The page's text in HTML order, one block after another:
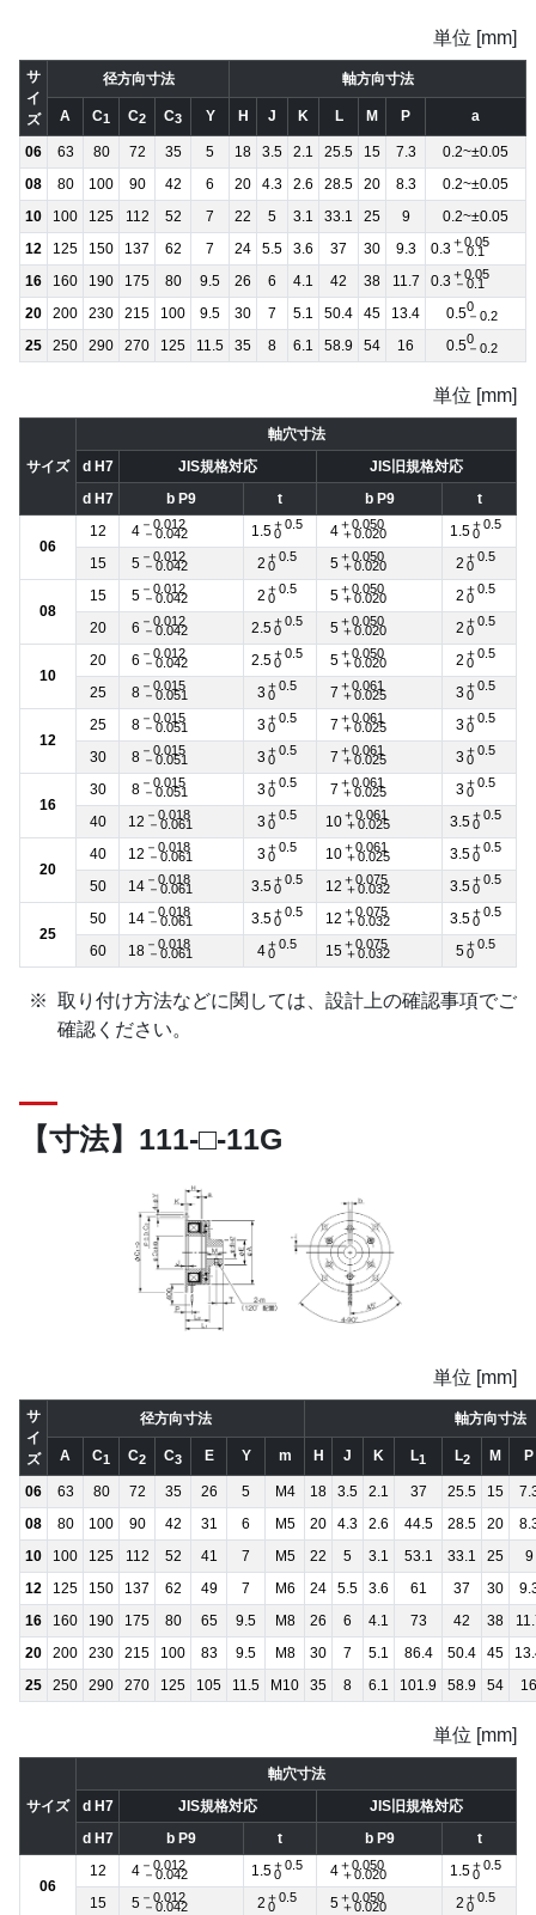
単位 [mm]
サ
イ
ズ
径方向寸法 軸方向寸法
A C1 C2 C3 Y H J K L M P a
06 63 80 72 35 5 18 3.5 2.1 25.5 15 7.3
0.2~±0.05
08
80 100 90 42 6 20 4.3 2.6 28.5 20 8.3
0.2~±0.05
10
100 125 112 52 7 22 5 3.1 33.1 25 9
0.2~±0.05
12
125 150 137 62 7 24 5.5 3.6 37 30 9.3 0.3＋0.05
－0.1
16 160 190 175 80 9.5 26 6 4.1 42 38 11.7 0.3 ＋0.05
－0.1
20 200 230 215 100 9.5 30 7 5.1 50.4 45 13.4 0.50
－0.2
25 250 290 270 125 11.5 35 8 6.1 58.9 54 16 0.50
－0.2
単位 [mm]
サイズ
軸穴寸法
d H7
JIS規格対応
JIS旧規格対応
d H7
b P9 t b P9 t
06
12 4 －0.012
－0.042 1.5 ＋0.5
0 4 ＋0.050
＋0.020 1.5＋0.5
0
15 5 －0.012
－0.042 2 ＋0.5
0 5 ＋0.050
＋0.020 2 ＋0.5
0
08
15 5 －0.012
－0.042 2 ＋0.5
0 5 ＋0.050
＋0.020 2 ＋0.5
0
20 6 －0.012
－0.042 2.5 ＋0.5
0 5 ＋0.050
＋0.020 2 ＋0.5
0
10
20 6 －0.012
－0.042 2.5 ＋0.5
0 5 ＋0.050
＋0.020 2 ＋0.5
0
25 8 －0.015
－0.051 3 ＋0.5
0 7 ＋0.061
＋0.025 3 ＋0.5
0
12
25 8 －0.015
－0.051 3 ＋0.5
0 7 ＋0.061
＋0.025 3＋0.5
0
30 8 －0.015
－0.051 3 ＋0.5
0 7 ＋0.061
＋0.025 3 ＋0.5
0
16
30 8 －0.015
－0.051 3 ＋0.5
0 7 ＋0.061
＋0.025 3＋0.5
0
40 12 －0.018
－0.061 3 ＋0.5
0 10＋0.061
＋0.025 3.5＋0.5
0
20
40 12 －0.018
－0.061 3 ＋0.5
0 10＋0.061
＋0.025 3.5＋0.5
0
50 14 －0.018
－0.061 3.5 ＋0.5
0 12 ＋0.075
＋0.032 3.5＋0.5
0
25
50 14 －0.018
－0.061 3.5 ＋0.5
0 12 ＋0.075
＋0.032 3.5＋0.5
0
60 18 －0.018
－0.061 4 ＋0.5
0 15＋0.075
＋0.032 5＋0.5
0
取り付け方法などに関しては、設計上の確認事項でご
確認ください。
【寸法】111-□-11G
単位 [mm]
サ
イ
ズ
径方向寸法 軸方向寸法
A C1 C2 C3 E Y m H J K L1 L2 M P
06 63 80 72 35 26 5 M4 18 3.5 2.1 37 25.5 15
08
80 100 90 42 31 6 M5 20 4.3 2.6 44.5 28.5 20
10
100 125 112 52 41 7 M5 22 5 3.1 53.1 33.1 25
9
12
125 150 137 62 49 7 M6 24 5.5 3.6 61 37 30
16
160 190 175 80 65 9.5 M8 26 6 4.1 73 42 38
20
200 230 215 100 83 9.5 M8 30 7 5.1 86.4 50.4 45
25
250 290 270 125 105 11.5 M10 35 8 6.1 101.9 58.9 54 16
単位 [mm]
サイズ
軸穴寸法
d H7
JIS規格対応
JIS旧規格対応
d H7
b P9 t b P9 t
06
12 4 －0.012
－0.042 1.5 ＋0.5
0 4 ＋0.050
＋0.020 1.5＋0.5
0
15 5 －0.012
－0.042 2 ＋0.5
0 5 ＋0.050
＋0.020 2 ＋0.5
0